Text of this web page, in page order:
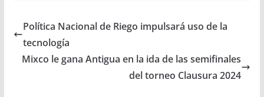
Política Nacional de Riego impulsará uso de la
tecnología
Mixco le gana Antigua en la ida de las semifinales
del torneo Clausura 2024